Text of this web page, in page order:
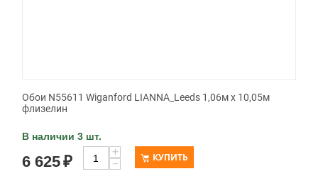
Обои N55611 Wiganford LIANNA_Leeds 1,06м х 10,05м
флизелин
В наличии 3 шт.
6 625₽
+
−
КУПИТЬ